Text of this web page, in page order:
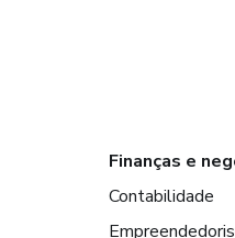
Finanças e
Contabilidade